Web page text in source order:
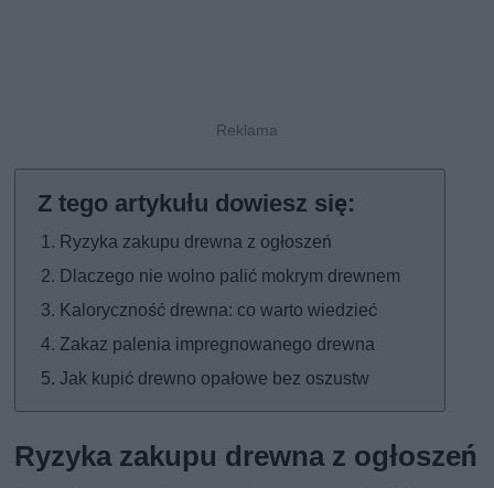
Ryzyka zakupu drewna z ogłoszeń
Dlaczego nie wolno palić mokrym drewnem
Kaloryczność drewna: co warto wiedzieć
Zakaz palenia impregnowanego drewna
Jak kupić drewno opałowe bez oszustw
Ryzyka zakupu drewna z ogłoszeń